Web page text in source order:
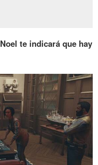
Noel te indicará que hay